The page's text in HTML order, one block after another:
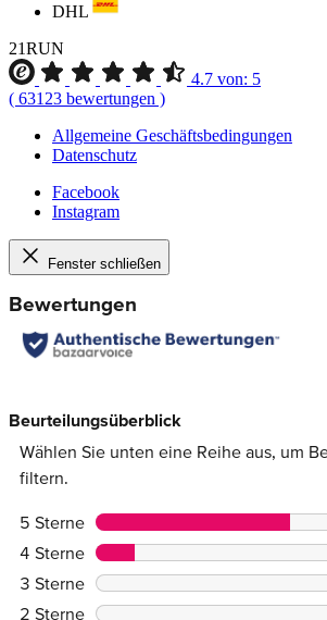
DHL
21RUN
4.7 von: 5
( 63123 bewertungen )
Allgemeine Geschäftsbedingungen
Datenschutz
Facebook
Instagram
Fenster schließen